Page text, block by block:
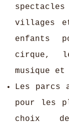
villages
enfants
cirque,
musique
Les parcs
pour les
choix